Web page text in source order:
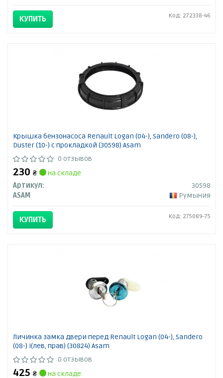
КУПИТЬ Код: 272338-46
Крышка бензонасоса Renault Logan (04-), Sandero (08-),
Duster (10-) с прокладкой (30598) Asam
0 отзывов
230 ₴
на складе
Артикул:
30598
ASAM
Румыния
КУПИТЬ Код: 275089-75
Личинка замка двери перед Renault Logan (04-), Sandero
(08-) i(лев, прав) (30824) Asam
0 отзывов
425 ₴
на складе